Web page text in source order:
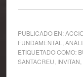
PUBLICADO EN:
FUNDAMENTAL
ETIQUETADO COMO:
SANTACREU INVITAN